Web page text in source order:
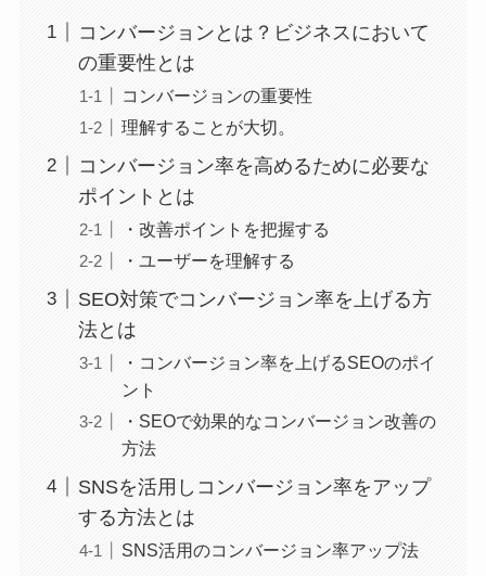
コンバージョンとは？ビジネスにおいて
の重要性とは
コンバージョンの重要性
理解することが大切。
コンバージョン率を高めるために必要な
ポイントとは
・改善ポイントを把握する
・ユーザーを理解する
SEO対策でコンバージョン率を上げる方
法とは
・コンバージョン率を上げるSEOのポイ
ント
・SEOで効果的なコンバージョン改善の
方法
SNSを活用しコンバージョン率をアップ
する方法とは
SNS活用のコンバージョン率アップ法